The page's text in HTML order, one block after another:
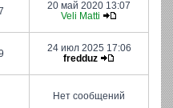
20 май 2020 13:07
Veli Matti
24 июл 2025 17:06
fredduz
Нет сообщений